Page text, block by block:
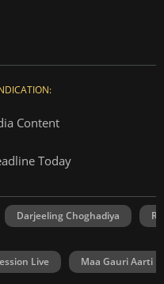
Content
Today
Darjeeling Choghadiya
Live Maa Gauri Aarti